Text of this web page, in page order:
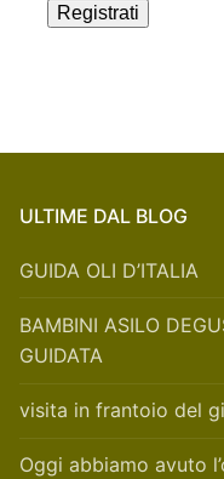
Registrati
ULTIME DAL BLOG
GUIDA OLI D’ITALIA
BAMBINI ASILO
GUIDATA
visita in frantoio del
Oggi abbiamo avuto